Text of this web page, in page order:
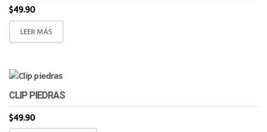
$49.90
LEER MÁS
CLIP PIEDRAS
$49.90